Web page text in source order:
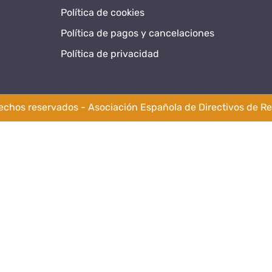
Política de cookies
Política de pagos y cancelaciones
Política de privacidad
reservados - Asociación Española de Directivos de